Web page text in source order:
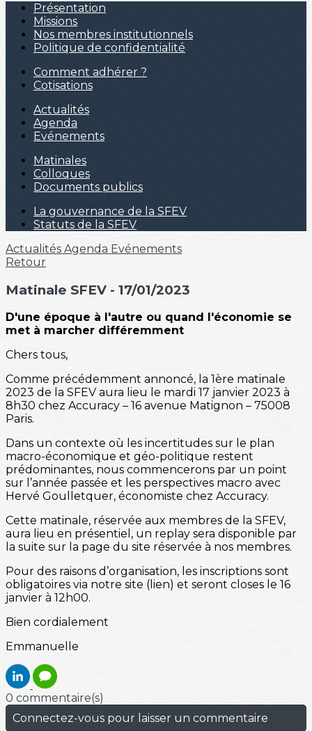
Présentation
Missions
Nos membres institutionnels
Politique de confidentialité
Comment adhérer ?
Cotisations
Actualités
Agenda
Evénements
Matinales
Colloques
Documents publics
La gouvernance de la SFEV
Statuts de la SFEV
Actualités Agenda Evénements
Retour
Matinale SFEV - 17/01/2023
D'une époque à l'autre ou quand l'économie se
met à marcher différemment
Chers tous,
Comme précédemment annoncé, la 1ère matinale
2023 de la SFEV aura lieu le mardi 17 janvier 2023 à
8h30 chez Accuracy – 16 avenue Matignon – 75008
Paris.
Dans un contexte où les incertitudes sur le plan
macro-économique et géo-politique restent
prédominantes, nous commencerons par un point
sur l’année passée et les perspectives macro avec
Hervé Goulletquer, économiste chez Accuracy.
Cette matinale, réservée aux membres de la SFEV,
aura lieu en présentiel, un replay sera disponible par
la suite sur la page du site réservée à nos membres.
Pour des raisons d’organisation, les inscriptions sont
obligatoires via notre site (lien) et seront closes le 16
janvier à 12h00.
Bien cordialement
Emmanuelle
0 commentaire(s)
Connectez-vous pour laisser un commentaire